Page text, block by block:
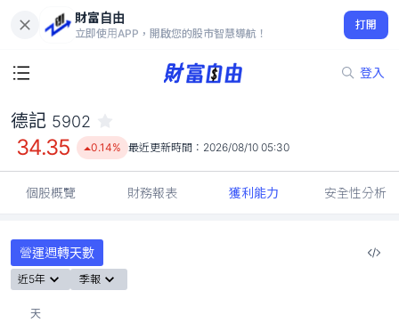
財富自由
立即使用APP，開啟您的股市智慧導航！
打開
登入
34.35
0.14%
德記 5902
34.35 0.14% 最近更新時間： 2026/08/10 05:30
個股概覽 財務報表 獲利能力 安全性分析
營運週轉天數
近5年 季報